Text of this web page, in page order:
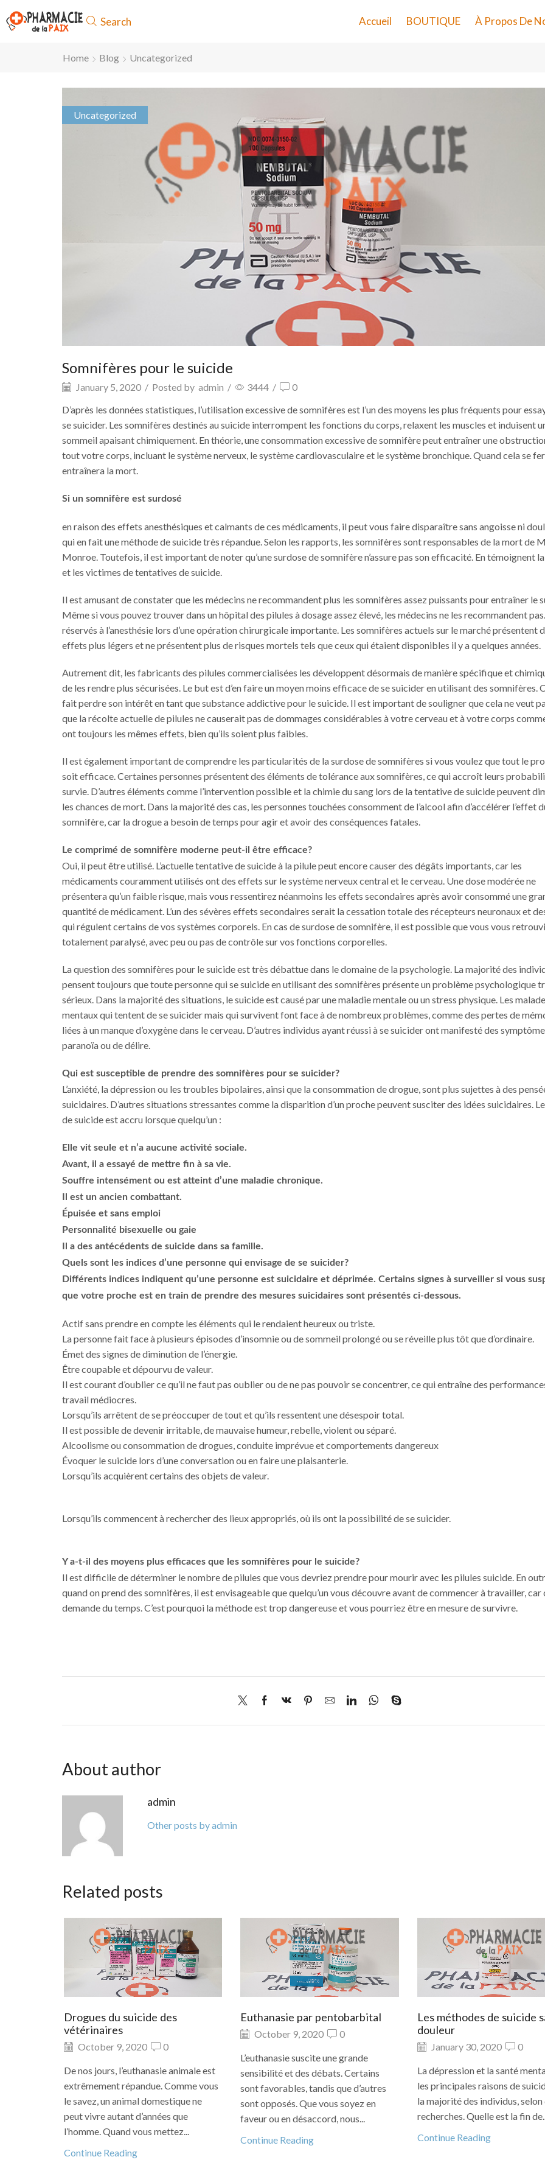
Search Accueil BOUTIQUE À Propos De
Home Blog Uncategorized
Uncategorized
Somnifères pour le suicide
January 5, 2020 / Posted by admin / 3444 /
0
D’après les données statistiques, l’utilisation excessive de somnifères est l’un des moyens les plus fréquents pour
se suicider. Les somnifères destinés au suicide interrompent les fonctions du corps, relaxent les muscles et induisent
sommeil apaisant chimiquement. En théorie, une consommation excessive de somnifère peut entraîner une
tout votre corps, incluant le système nerveux, le système cardiovasculaire et le système bronchique. Quand cela se
entraînera la mort.
Si un somnifère est surdosé
en raison des effets anesthésiques et calmants de ces médicaments, il peut vous faire disparaître sans angoisse ni
qui en fait une méthode de suicide très répandue. Selon les rapports, les somnifères sont responsables de la mort de
Monroe. Toutefois, il est important de noter qu’une surdose de somnifère n’assure pas son efficacité. En témoignent
et les victimes de tentatives de suicide.
Il est amusant de constater que les médecins ne recommandent plus les somnifères assez puissants pour entraîner le
Même si vous pouvez trouver dans un hôpital des pilules à dosage assez élevé, les médecins ne les recommandent
réservés à l’anesthésie lors d’une opération chirurgicale importante. Les somnifères actuels sur le marché présentent
effets plus légers et ne présentent plus de risques mortels tels que ceux qui étaient disponibles il y a quelques années.
Autrement dit, les fabricants des pilules commercialisées les développent désormais de manière spécifique et
de les rendre plus sécurisées. Le but est d’en faire un moyen moins efficace de se suicider en utilisant des somnifères.
fait perdre son intérêt en tant que substance addictive pour le suicide. Il est important de souligner que cela ne veut
que la récolte actuelle de pilules ne causerait pas de dommages considérables à votre cerveau et à votre corps
ont toujours les mêmes effets, bien qu’ils soient plus faibles.
Il est également important de comprendre les particularités de la surdose de somnifères si vous voulez que tout le
soit efficace. Certaines personnes présentent des éléments de tolérance aux somnifères, ce qui accroît leurs
survie. D’autres éléments comme l’intervention possible et la chimie du sang lors de la tentative de suicide peuvent
les chances de mort. Dans la majorité des cas, les personnes touchées consomment de l’alcool afin d’accélérer l’effet
somnifère, car la drogue a besoin de temps pour agir et avoir des conséquences fatales.
Le comprimé de somnifère moderne peut-il être efficace?
Oui, il peut être utilisé. L’actuelle tentative de suicide à la pilule peut encore causer des dégâts importants, car les
médicaments couramment utilisés ont des effets sur le système nerveux central et le cerveau. Une dose modérée ne
présentera qu’un faible risque, mais vous ressentirez néanmoins les effets secondaires après avoir consommé une
quantité de médicament. L’un des sévères effets secondaires serait la cessation totale des récepteurs neuronaux et
qui régulent certains de vos systèmes corporels. En cas de surdose de somnifère, il est possible que vous vous
totalement paralysé, avec peu ou pas de contrôle sur vos fonctions corporelles.
La question des somnifères pour le suicide est très débattue dans le domaine de la psychologie. La majorité des
pensent toujours que toute personne qui se suicide en utilisant des somnifères présente un problème psychologique
sérieux. Dans la majorité des situations, le suicide est causé par une maladie mentale ou un stress physique. Les
mentaux qui tentent de se suicider mais qui survivent font face à de nombreux problèmes, comme des pertes de
liées à un manque d’oxygène dans le cerveau. D’autres individus ayant réussi à se suicider ont manifesté des
paranoïa ou de délire.
Qui est susceptible de prendre des somnifères pour se suicider?
L’anxiété, la dépression ou les troubles bipolaires, ainsi que la consommation de drogue, sont plus sujettes à des
suicidaires. D’autres situations stressantes comme la disparition d’un proche peuvent susciter des idées suicidaires.
de suicide est accru lorsque quelqu’un :
Elle vit seule et n’a aucune activité sociale.
Avant, il a essayé de mettre fin à sa vie.
Souffre intensément ou est atteint d’une maladie chronique.
Il est un ancien combattant.
Épuisée et sans emploi
Personnalité bisexuelle ou gaie
Il a des antécédents de suicide dans sa famille.
Quels sont les indices d’une personne qui envisage de se suicider?
Différents indices indiquent qu’une personne est suicidaire et déprimée. Certains signes à surveiller si vous
que votre proche est en train de prendre des mesures suicidaires sont présentés ci-dessous.
Actif sans prendre en compte les éléments qui le rendaient heureux ou triste.
La personne fait face à plusieurs épisodes d’insomnie ou de sommeil prolongé ou se réveille plus tôt que d’ordinaire.
Émet des signes de diminution de l’énergie.
Être coupable et dépourvu de valeur.
Il est courant d’oublier ce qu’il ne faut pas oublier ou de ne pas pouvoir se concentrer, ce qui entraîne des
travail médiocres.
Lorsqu’ils arrêtent de se préoccuper de tout et qu’ils ressentent une désespoir total.
Il est possible de devenir irritable, de mauvaise humeur, rebelle, violent ou séparé.
Alcoolisme ou consommation de drogues, conduite imprévue et comportements dangereux
Évoquer le suicide lors d’une conversation ou en faire une plaisanterie.
Lorsqu’ils acquièrent certains des objets de valeur.
Lorsqu’ils commencent à rechercher des lieux appropriés, où ils ont la possibilité de se suicider.
Y a-t-il des moyens plus efficaces que les somnifères pour le suicide?
Il est difficile de déterminer le nombre de pilules que vous devriez prendre pour mourir avec les pilules suicide. En
quand on prend des somnifères, il est envisageable que quelqu’un vous découvre avant de commencer à travailler, car
demande du temps. C’est pourquoi la méthode est trop dangereuse et vous pourriez être en mesure de survivre.
About author
admin
Other posts by admin
Related posts
Drogues du suicide des
vétérinaires
October 9, 2020 0
De nos jours, l’euthanasie animale est
extrêmement répandue. Comme vous
le savez, un animal domestique ne
peut vivre autant d’années que
l’homme. Quand vous mettez...
Continue Reading
Euthanasie par pentobarbital
October 9, 2020 0
L’euthanasie suscite une grande
sensibilité et des débats. Certains
sont favorables, tandis que d’autres
sont opposés. Que vous soyez en
faveur ou en désaccord, nous...
Continue Reading
Les méthodes de suicide
douleur
January 30, 2020 0
La dépression et la santé
les principales raisons de
la majorité des individus, selon
recherches. Quelle est la fin de...
Continue Reading